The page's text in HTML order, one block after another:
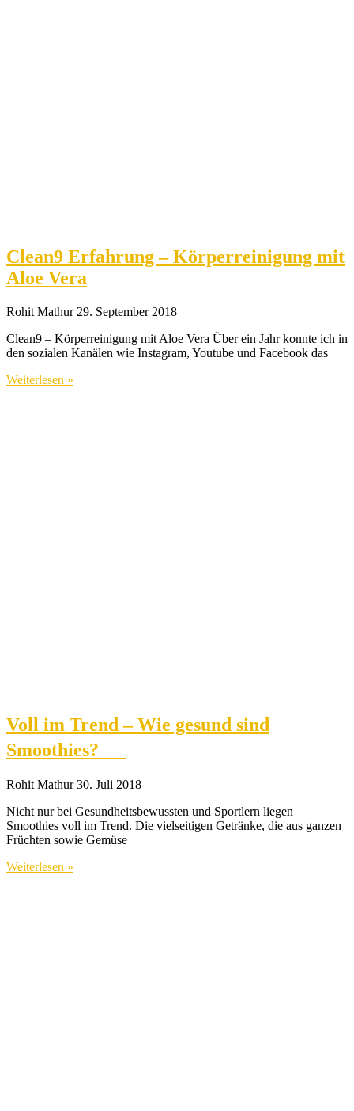
Clean9 Erfahrung – Körperreinigung mit
Aloe Vera
Rohit Mathur 29. September 2018
Clean9 – Körperreinigung mit Aloe Vera Über ein Jahr konnte ich in
den sozialen Kanälen wie Instagram, Youtube und Facebook das
Weiterlesen »
Voll im Trend – Wie gesund sind
Smoothies?
Rohit Mathur30. Juli 2018
Nicht nur bei Gesundheitsbewussten und Sportlern liegen
Smoothies voll im Trend. Die vielseitigen Getränke, die aus ganzen
Früchten sowie Gemüse
Weiterlesen »